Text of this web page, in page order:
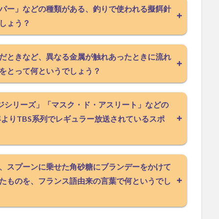
」などの種類がある、釣りで使われる擬餌針
ょう？
きなど、異なる金属が触れあったときに流れ
とって何というでしょう？
リーズ」「マスク・ド・アスリート」などの
りTBS系列でレギュラー放送されているスポ
プーンに乗せた角砂糖にブランデーをかけて
ものを、フランス語由来の言葉で何というでし